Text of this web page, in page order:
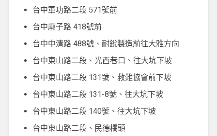
台中軍功路二段 571號前
台中廓子路 418號前
台中中清路 488號、耐銳製造前往大雅方向
台中東山路二段、光西巷口、往大坑下坡
台中東山路二段 131號、救難協會前下坡
台中東山路二段 131-8號、往大坑下坡
台中東山路二段 140號、往大坑下坡
台中東山路二段、民德橋頭